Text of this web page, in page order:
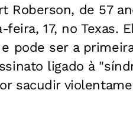
Roberson, de 57
17, no Texas.
pode ser a
ligado à
sacudir